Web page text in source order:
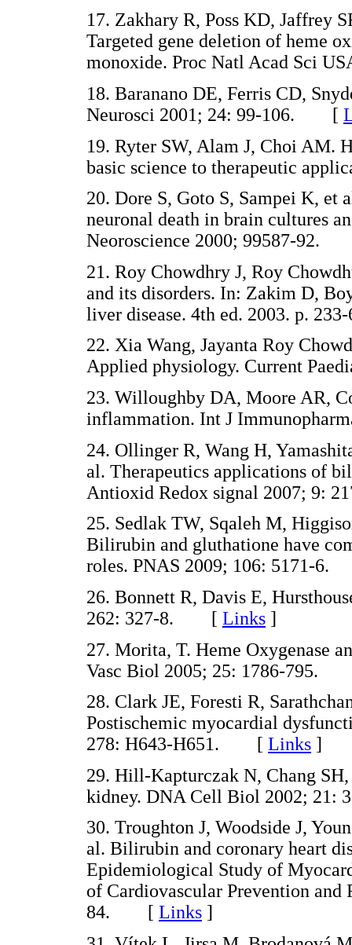
17. Zakhary R, Poss KD, Jaffrey
Targeted gene deletion of heme
monoxide. Proc Natl Acad Sci
18. Baranano DE, Ferris CD,
Neurosci 2001; 24: 99-106. [
19. Ryter SW, Alam J, Choi AM.
basic science to therapeutic
20. Dore S, Goto S, Sampei K, et
neuronal death in brain cultures
Neoroscience 2000; 99587-
21. Roy Chowdhry J, Roy
and its disorders. In: Zakim D,
liver disease. 4th ed. 2003. p.
22. Xia Wang, Jayanta Roy
Applied physiology. Current
23. Willoughby DA, Moore AR,
inflammation. Int J
24. Ollinger R, Wang H,
al. Therapeutics applications of
Antioxid Redox signal 2007;
25. Sedlak TW, Sqaleh M,
Bilirubin and gluthatione have
roles. PNAS 2009; 106:
26. Bonnett R, Davis E,
262: 327-8. [ Links ]
27. Morita, T. Heme Oxygenase
Vasc Biol 2005; 25: 1786-
28. Clark JE, Foresti R,
Postischemic myocardial
278: H643-H651. [ Links ]
29. Hill-Kapturczak N, Chang
kidney. DNA Cell Biol 2002;
30. Troughton J, Woodside J,
al. Bilirubin and coronary heart
Epidemiological Study of
of Cardiovascular Prevention
84. [ Links ]